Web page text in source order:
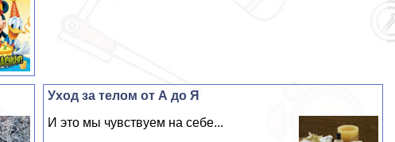
Уход за телом от А до Я
И это мы чувствуем на себе...